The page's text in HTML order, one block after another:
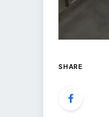
SHARE